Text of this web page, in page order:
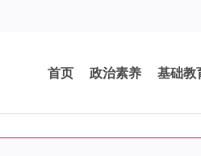
首页 政治素养 基础教